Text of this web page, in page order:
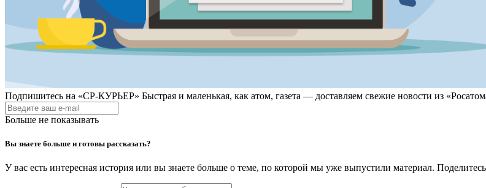
Подпишитесь на «СР-КУРЬЕР» Быстрая и маленькая, как атом, газета — доставляем свежие новости из
Больше не показывать
Вы знаете больше и готовы рассказать?
У вас есть интересная история или вы знаете больше о теме, по которой мы уже выпустили материал.